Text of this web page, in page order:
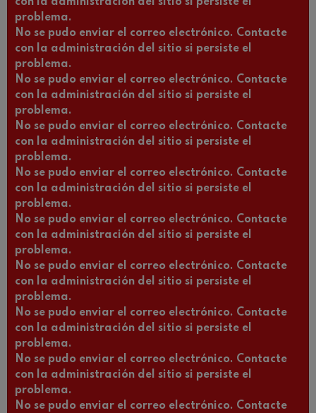
problema.
No se pudo enviar el correo electrónico. Contacte
con la administración del sitio si persiste el
problema.
No se pudo enviar el correo electrónico. Contacte
con la administración del sitio si persiste el
problema.
No se pudo enviar el correo electrónico. Contacte
con la administración del sitio si persiste el
problema.
No se pudo enviar el correo electrónico. Contacte
con la administración del sitio si persiste el
problema.
No se pudo enviar el correo electrónico. Contacte
con la administración del sitio si persiste el
problema.
No se pudo enviar el correo electrónico. Contacte
con la administración del sitio si persiste el
problema.
No se pudo enviar el correo electrónico. Contacte
con la administración del sitio si persiste el
problema.
No se pudo enviar el correo electrónico. Contacte
con la administración del sitio si persiste el
problema.
No se pudo enviar el correo electrónico. Contacte